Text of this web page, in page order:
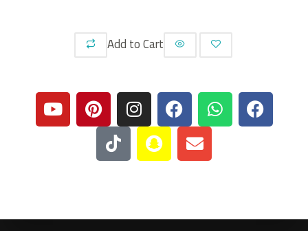
Add to Cart